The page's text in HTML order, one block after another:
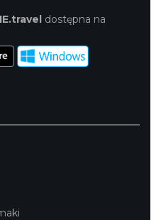
dostępna na